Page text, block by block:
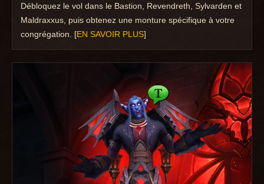
Débloquez le vol dans le Bastion, Revendreth, Sylvarden et
Maldraxxus, puis obtenez une monture spécifique à votre
congrégation. [EN SAVOIR PLUS]